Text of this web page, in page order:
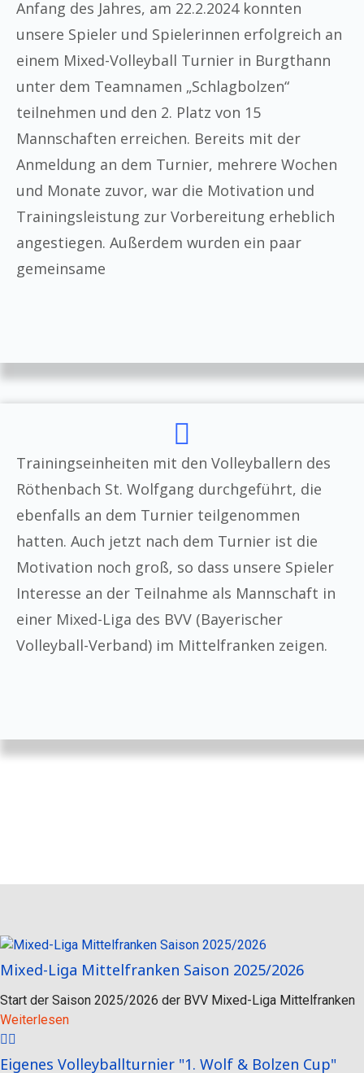
Anfang des Jahres, am 22.2.2024 konnten
unsere Spieler und Spielerinnen erfolgreich an
einem Mixed-Volleyball Turnier in Burgthann
unter dem Teamnamen „Schlagbolzen“
teilnehmen und den 2. Platz von 15
Mannschaften erreichen. Bereits mit der
Anmeldung an dem Turnier, mehrere Wochen
und Monate zuvor, war die Motivation und
Trainingsleistung zur Vorbereitung erheblich
angestiegen. Außerdem wurden ein paar
gemeinsame
Trainingseinheiten mit den Volleyballern des
Röthenbach St. Wolfgang durchgeführt, die
ebenfalls an dem Turnier teilgenommen
hatten. Auch jetzt nach dem Turnier ist die
Motivation noch groß, so dass unsere Spieler
Interesse an der Teilnahme als Mannschaft in
einer Mixed-Liga des BVV (Bayerischer
Volleyball-Verband) im Mittelfranken zeigen.
Mixed-Liga Mittelfranken Saison 2025/2026
Start der Saison 2025/2026 der BVV Mixed-Liga Mittelfranken
Weiterlesen
Eigenes Volleyballturnier "1. Wolf & Bolzen Cup"